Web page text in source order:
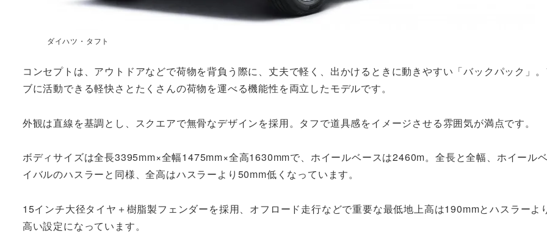
ダイハツ・タフト
コンセプトは、アウトドアなどで荷物を背負う際に、丈夫で軽く、出かけるときに動きやすい「バックパック」
ブに活動できる軽快さとたくさんの荷物を運べる機能性を両立したモデルです。
外観は直線を基調とし、スクエアで無骨なデザインを採用。タフで道具感をイメージさせる雰囲気が満点です。
ボディサイズは全長3395mm×全幅1475mm×全高1630mmで、ホイールベースは2460m。全長と全幅、ホイール
イバルのハスラーと同様、全高はハスラーより50mm低くなっています。
15インチ大径タイヤ＋樹脂製フェンダーを採用、オフロード走行などで重要な最低地上高は190mmとハスラーよ
高い設定になっています。